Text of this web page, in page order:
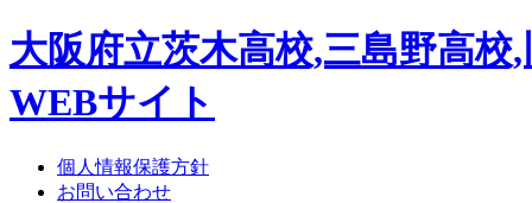
大阪府立茨木高校,三島野高
WEBサイト
個人情報保護方針
お問い合わせ